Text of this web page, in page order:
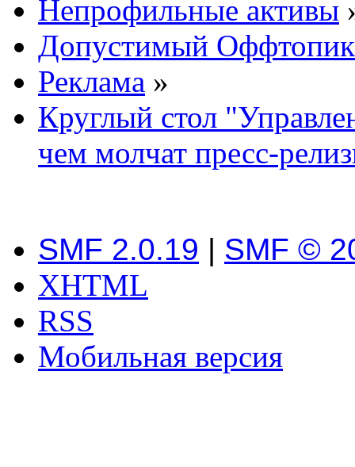
Непрофильные активы
Допустимый Оффтопик
Реклама »
Круглый стол
чем молчат пресс-
SMF 2.0.19 | SMF ©
XHTML
RSS
Мобильная версия